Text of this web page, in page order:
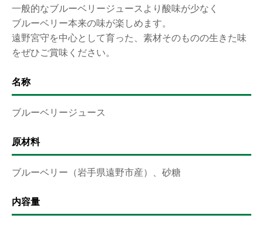
一般的なブルーベリージュースより酸味が少なく
ブルーベリー本来の味が楽しめます。
遠野宮守を中心として育った、 素材そのものの生きた味
をぜひご賞味ください。
名称
ブルーベリージュース
原材料
ブルーベリー（岩手県遠野市産）、砂糖
内容量